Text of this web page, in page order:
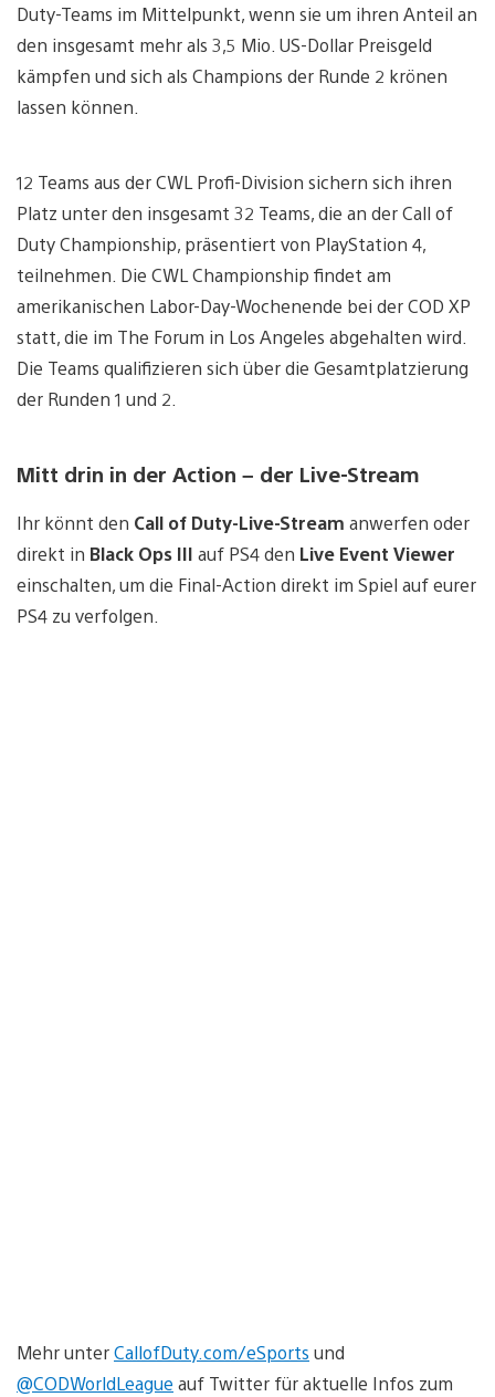
Duty-Teams im Mittelpunkt, wenn sie um ihren Anteil an
den insgesamt mehr als 3,5 Mio. US-Dollar Preisgeld
kämpfen und sich als Champions der Runde 2 krönen
lassen können.
12 Teams aus der CWL Profi-Division sichern sich ihren
Platz unter den insgesamt 32 Teams, die an der Call of
Duty Championship, präsentiert von PlayStation 4,
teilnehmen. Die CWL Championship findet am
amerikanischen Labor-Day-Wochenende bei der COD XP
statt, die im The Forum in Los Angeles abgehalten wird.
Die Teams qualifizieren sich über die Gesamtplatzierung
der Runden 1 und 2.
Mitt drin in der Action – der Live-Stream
Ihr könnt den Call of Duty-Live-Stream anwerfen oder
direkt in Black Ops III auf PS4 den Live Event Viewer
einschalten, um die Final-Action direkt im Spiel auf eurer
PS4 zu verfolgen.
Mehr unterCallofDuty.com/eSports und
@CODWorldLeague auf Twitter für aktuelle Infos zum